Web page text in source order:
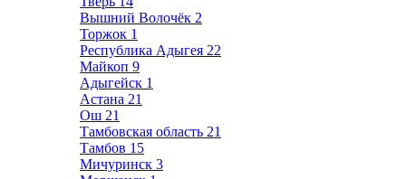
Вышний Волочёк 2
Торжок 1
Республика Адыгея 22
Майкоп 9
Адыгейск 1
Астана 21
Ош 21
Тамбовская область 21
Тамбов 15
Мичуринск 3